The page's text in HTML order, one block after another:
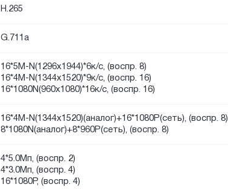
H.265
G.711a
16*5М-N(1296х1944)*6к/с, (воспр. 8)
16*4М-N(1344x1520)*9к/с, (воспр. 16)
16*1080N(960x1080)*16к/с, (воспр. 16)
16*4М-N(1344x1520)(аналог)+16*1080P(сеть), (воспр. 8)
8*1080N(аналог)+8*960P(сеть), (воспр. 8)
4*5.0Мп, (воспр. 2)
4*3.0Мп, (воспр. 4)
16*1080P, (воспр. 4)